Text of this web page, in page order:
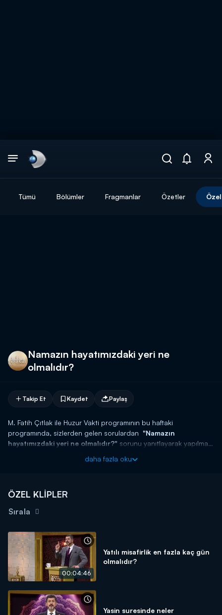
Tümü Bölümler Fragmanlar Özetler
Namazın hayatımızdaki yeri ne
olmalıdır?
Takip Et Kaydet Paylaş
M. Fatih Çıtlak ile Huzur Vakti programının bu haftaki
programında, sizlerden gelen sorulardan "Namazın
hayatımızdaki yeri ne olmalıdır?" sorunu yanıtlayarak yapılması
daha fazla oku
ÖZEL KLİPLER
Sırala
00:04:46
Yatılı misafirlik en fazla kaç gün
olmalıdır?
Yasin suresinde neler